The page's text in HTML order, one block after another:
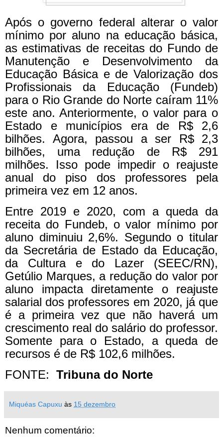
Após o governo federal alterar o valor
mínimo por aluno na educação básica,
as estimativas de receitas do Fundo de
Manutenção e Desenvolvimento da
Educação Básica e de Valorização dos
Profissionais da Educação (Fundeb)
para o Rio Grande do Norte caíram 11%
este ano. Anteriormente, o valor para o
Estado e municípios era de R$ 2,6
bilhões. Agora, passou a ser R$ 2,3
bilhões, uma redução de R$ 291
milhões. Isso pode impedir o reajuste
anual do piso dos professores pela
primeira vez em 12 anos.
Entre 2019 e 2020, com a queda da
receita do Fundeb, o valor mínimo por
aluno diminuiu 2,6%. Segundo o titular
da Secretária de Estado da Educação,
da Cultura e do Lazer (SEEC/RN),
Getúlio Marques, a redução do valor por
aluno impacta diretamente o reajuste
salarial dos professores em 2020, já que
é a primeira vez que não haverá um
crescimento real do salário do professor.
Somente para o Estado, a queda de
recursos é de R$ 102,6 milhões.
FONTE: Tribuna do Norte
Miquéas Capuxu às 15 dezembro
Nenhum comentário: